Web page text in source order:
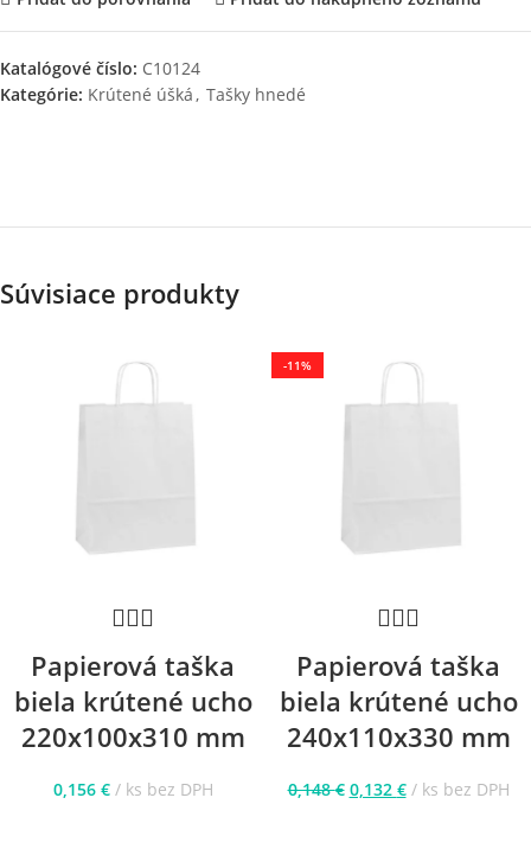
Katalógové číslo: C10124
Kategórie: Krútené úšká, Tašky hnedé
Súvisiace produkty
Papierová taška
biela krútené ucho
220x100x310 mm
0,156 € ks bez DPH
-11%
Papierová taška
biela krútené ucho
240x110x330 mm
0,148€ 0,132 € ks bez DPH